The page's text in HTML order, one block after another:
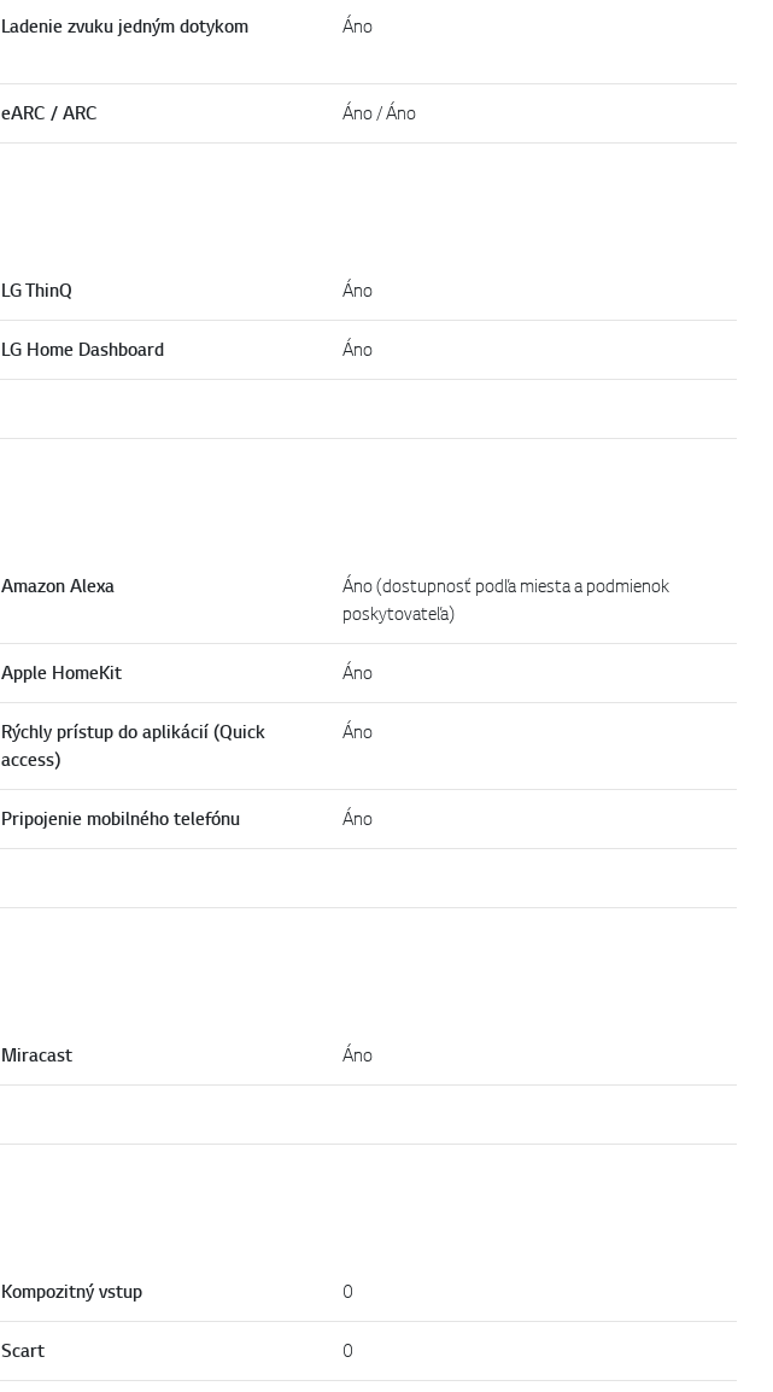
Ladenie zvuku jedným dotykom Áno
eARC / ARC Áno / Áno
LG ThinQ Áno
LG Home Dashboard Áno
Amazon Alexa
Áno (dostupnosť podľa miesta a podmienok
poskytovateľa)
Apple HomeKit Áno
Rýchly prístup do aplikácií (Quick
access)
Áno
Pripojenie mobilného telefónu Áno
Miracast Áno
Kompozitný vstup 0
Scart 0